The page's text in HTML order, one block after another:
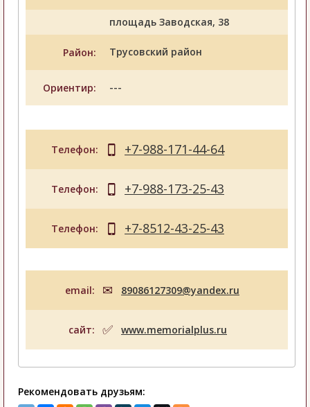
площадь Заводская, 38
Район: Трусовский район
Ориентир: ---
Телефон: +7-988-171-44-64
Телефон: +7-988-173-25-43
Телефон: +7-8512-43-25-43
email: 89086127309@yandex.ru
сайт: www.memorialplus.ru
Рекомендовать друзьям: